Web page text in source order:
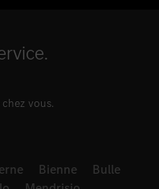
vous.
Bienne
Bulle